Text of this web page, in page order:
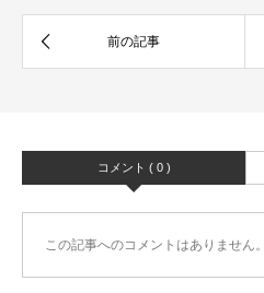
コメント ( 0 )
この記事へのコメントはありません。